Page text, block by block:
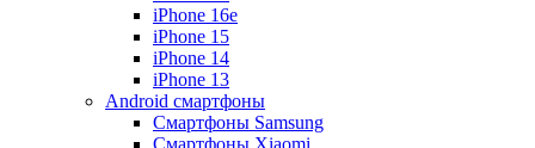
iPhone 16e
iPhone 15
iPhone 14
iPhone 13
Android cмартфоны
Смартфоны Samsung
Смартфоны Xiaomi